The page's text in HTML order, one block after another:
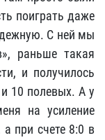
поиграть даже
С ней мы
раньше такая
и получилось
10 полевых. А у
на усиление
при счете 8:0 в